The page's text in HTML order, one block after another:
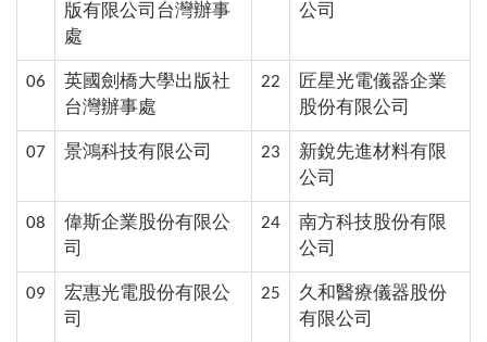
版有限公司台灣辦事
處
公司
06
英國劍橋大學出版社
台灣辦事處
22
匠星光電儀器企業
股份有限公司
07 景鴻科技有限公司 23
新銳先進材料有限
公司
08
偉斯企業股份有限公
司
24
南方科技股份有限
公司
09
宏惠光電股份有限公
司
25
久和醫療儀器股份
有限公司